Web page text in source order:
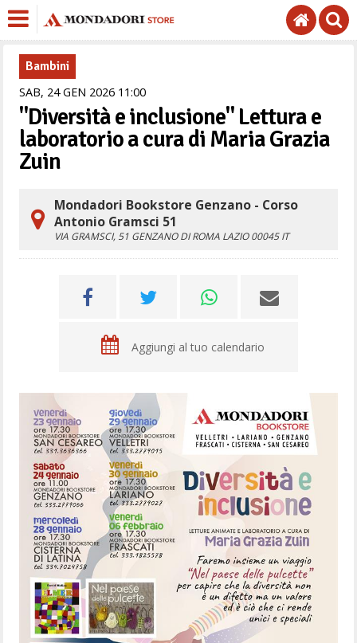
Bambini
SAB, 24 GEN 2026 1100
"Diversità e inclusione" Lettura e
laboratorio a cura di Maria Grazia
Zuin
Mondadori Bookstore Genzano - Corso
Antonio Gramsci 51
VIA GRAMSCI, 51 GENZANO DI ROMA LAZIO 00045 IT
Aggiungi al tuo calendario